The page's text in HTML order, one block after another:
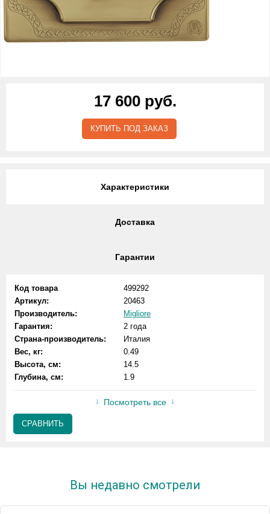
17 600 руб.
КУПИТЬ ПОД ЗАКАЗ
Характеристики
Доставка
Гарантии
Код товара
499292
Артикул:
20463
Производитель:
Migliore
Гарантия:
2 года
Страна-производитель:
Италия
Вес, кг:
0.49
Высота, см:
14.5
Глубина, см:
1.9
Посмотреть все
СРАВНИТЬ
Вы недавно смотрели